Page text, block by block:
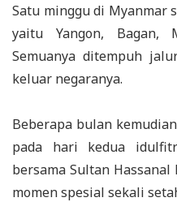
Satu minggu di Myanmar
yaitu Yangon, Bagan,
Semuanya ditempuh
keluar negaranya.
Beberapa bulan
pada hari kedua
bersama Sultan
momen spesial sekali